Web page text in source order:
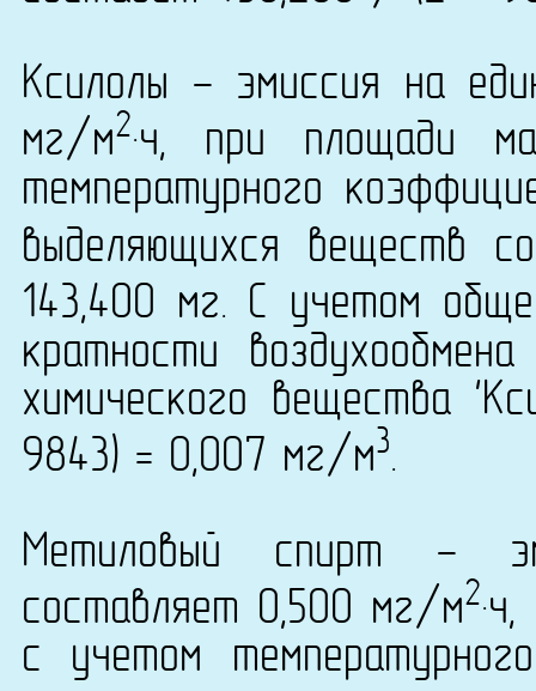
Ксилолы - эмиссия на
мг/м2·ч, при площади
температурного
выделяющихся веществ
143,400 мг. С учетом
кратности
химического вещества
9843) = 0,007 мг/м3.
Метиловый спирт -
составляет 0,500 мг/м2
с учетом